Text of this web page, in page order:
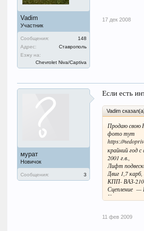
Vadim
Участник
Сообщения:
148
Адрес:
Ставрополь
Езжу на:
Chevrolet Niva/Captiva
17 дек 2008
мурат
Новичок
Сообщения: 3
Если есть
Vadim
Продаю свою
фото тут
https://
крайний год
2001 г.в.,
Лифт
Двиг 1,7
КПП- ВАЗ-
Сцепление —
Крепление
Редуктор
11 фев 2009